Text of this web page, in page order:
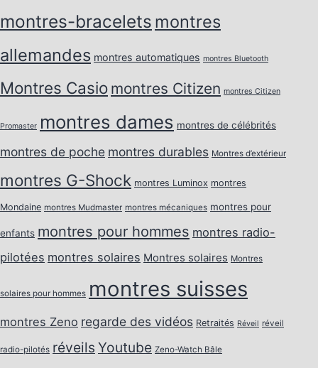
montres-bracelets montres
allemandes montres automatiques montres Bluetooth
Montres Casio montres Citizen montres Citizen
Promaster montres dames montres de célébrités
montres de poche montres durables Montres d’extérieur
montres G-Shock montres Luminox montres
Mondaine montres Mudmaster montres mécaniques montres pour
enfants montres pour hommes montres radio-
pilotées montres solaires Montres solaires Montres
solaires pour hommes montres suisses
montres Zeno regarde des vidéos Retraités Réveil réveil
radio-pilotés réveils Youtube Zeno-Watch Bâle